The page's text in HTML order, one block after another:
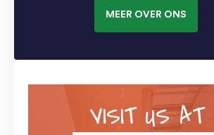
MEER OVER ONS
VISIT US AT